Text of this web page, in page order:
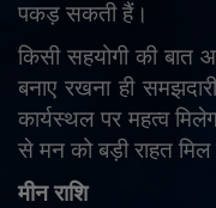
पकड़ सकती हैं।
किसी सहयोगी की
बनाए रखना ही
कार्यस्थल पर महत्व
से मन को बड़ी राहत
मीन राशि